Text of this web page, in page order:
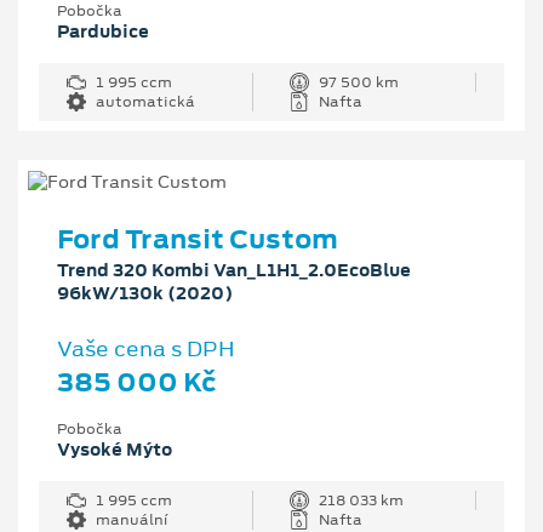
Pobočka
Pardubice
1 995 ccm
97 500 km
automatická
Nafta
Ford Transit Custom
Trend 320 Kombi Van_L1H1_2.0EcoBlue
96kW/130k (2020)
Vaše cena s DPH
385 000 Kč
Pobočka
Vysoké Mýto
1 995 ccm
218 033 km
manuální
Nafta